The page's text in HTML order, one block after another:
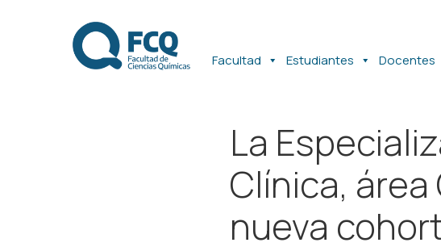
Facultad Estudiantes Docentes
La
Clínica, área
nueva